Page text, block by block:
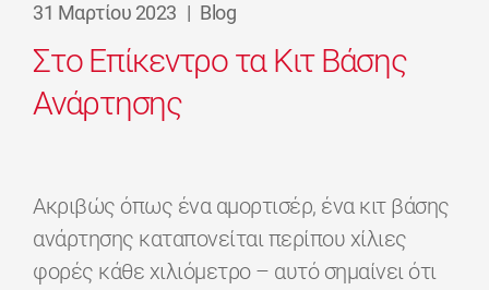
31 Μαρτίου 2023 | Blog
Στο Επίκεντρο τα Κιτ Βάσης
Ανάρτησης
Ακριβώς όπως ένα αμορτισέρ, ένα κιτ βάσης
ανάρτησης καταπονείται περίπου χίλιες
φορές κάθε χιλιόμετρο – αυτό σημαίνει ότι